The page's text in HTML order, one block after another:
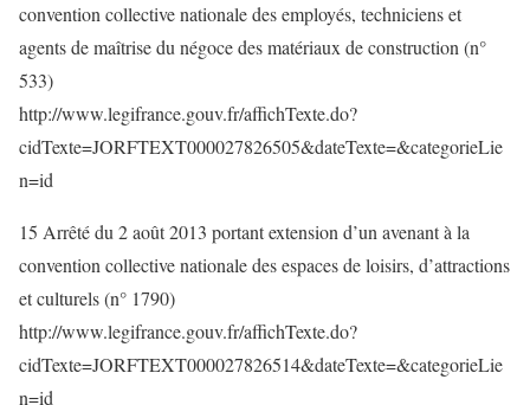
convention collective nationale des employés, techniciens et
agents de maîtrise du négoce des matériaux de construction (n°
533)
http://www.legifrance.gouv.fr/affichTexte.do?
cidTexte=JORFTEXT000027826505&dateTexte=&categorieLie
n=id
15 Arrêté du 2 août 2013 portant extension d’un avenant à la
convention collective nationale des espaces de loisirs, d’attractions
et culturels (n° 1790)
http://www.legifrance.gouv.fr/affichTexte.do?
cidTexte=JORFTEXT000027826514&dateTexte=&categorieLie
n=id